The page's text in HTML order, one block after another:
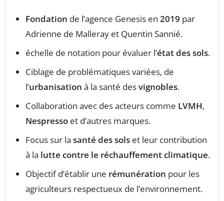
Fondation de l’agence Genesis en 2019 par
Adrienne de Malleray et Quentin Sannié.
échelle de notation pour évaluer l’état des sols.
Ciblage de problématiques variées, de
l’urbanisation à la santé desvignobles.
Collaboration avec des acteurs comme LVMH,
Nespresso et d’autres marques.
Focus sur la santé des sols et leur contribution
à la lutte contre le réchauffement climatique.
Objectif d’établir une rémunération pour les
agriculteurs respectueux de l’environnement.